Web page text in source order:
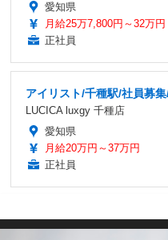
愛知県
月給25万7,800円～32万円
正社員
アイリスト/千種駅/社員募
LUCICA luxgy 千種店
愛知県
月給20万円～37万円
正社員